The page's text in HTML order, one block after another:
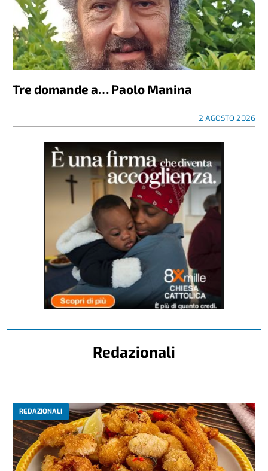
Tre domande a… Paolo Manina
2 AGOSTO 2026
Redazionali
REDAZIONALI